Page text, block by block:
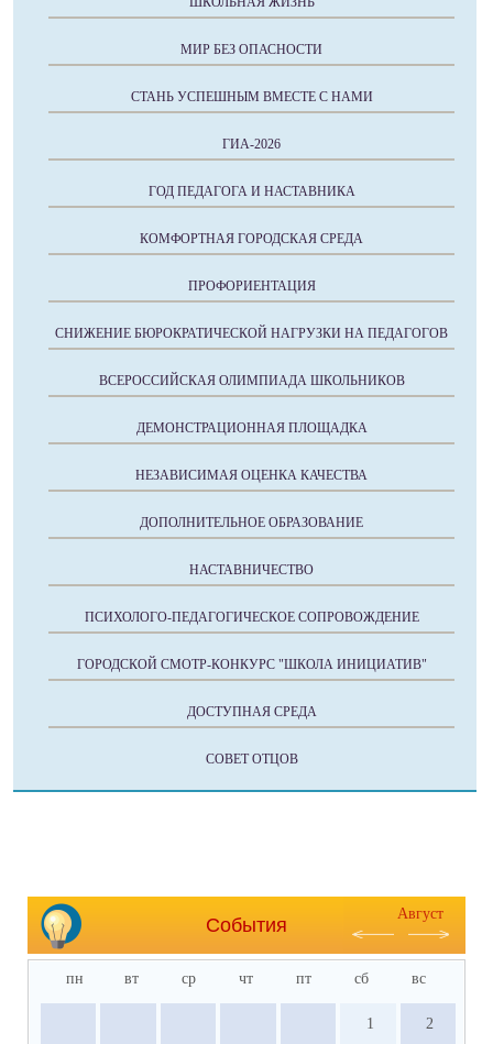
МИР БЕЗ ОПАСНОСТИ
СТАНЬ УСПЕШНЫМ ВМЕСТЕ С НАМИ
ГИА-2026
ГОД ПЕДАГОГА И НАСТАВНИКА
КОМФОРТНАЯ ГОРОДСКАЯ СРЕДА
ПРОФОРИЕНТАЦИЯ
СНИЖЕНИЕ БЮРОКРАТИЧЕСКОЙ НАГРУЗКИ НА ПЕДАГОГОВ
ВСЕРОССИЙСКАЯ ОЛИМПИАДА ШКОЛЬНИКОВ
ДЕМОНСТРАЦИОННАЯ ПЛОЩАДКА
НЕЗАВИСИМАЯ ОЦЕНКА КАЧЕСТВА
ДОПОЛНИТЕЛЬНОЕ ОБРАЗОВАНИЕ
НАСТАВНИЧЕСТВО
ПСИХОЛОГО-ПЕДАГОГИЧЕСКОЕ СОПРОВОЖДЕНИЕ
ГОРОДСКОЙ СМОТР-КОНКУРС "ШКОЛА ИНИЦИАТИВ"
ДОСТУПНАЯ СРЕДА
СОВЕТ ОТЦОВ
События
Август
пн вт ср чт пт сб вс
1 2